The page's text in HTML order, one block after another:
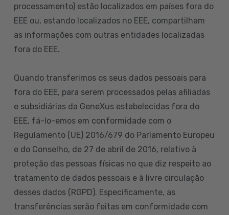
processamento) estão localizados em países fora do
EEE ou, estando localizados no EEE, compartilham
as informações com outras entidades localizadas
fora do EEE.
Quando transferimos os seus dados pessoais para
fora do EEE, para serem processados pelas afiliadas
e subsidiárias da GeneXus estabelecidas fora do
EEE, fá-lo-emos em conformidade com o
Regulamento (UE) 2016/679 do Parlamento Europeu
e do Conselho, de 27 de abril de 2016, relativo à
proteção das pessoas físicas no que diz respeito ao
tratamento de dados pessoais e à livre circulação
desses dados (RGPD). Especificamente, as
transferências serão feitas em conformidade com